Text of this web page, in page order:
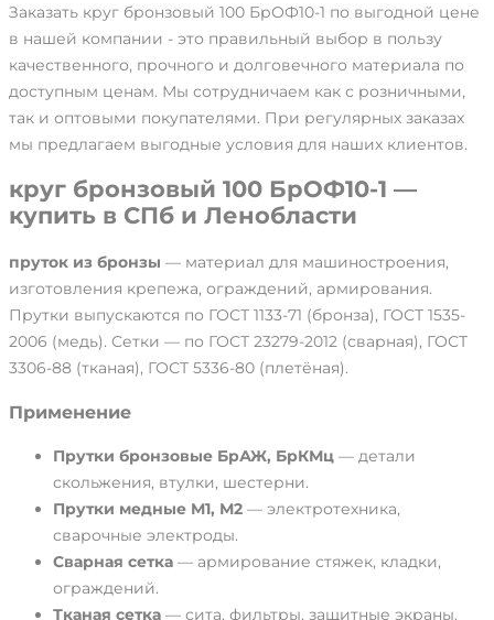
Заказать круг бронзовый 100 БрОФ10-1 по выгодной цене
в нашей компании - это правильный выбор в пользу
качественного, прочного и долговечного материала по
доступным ценам. Мы сотрудничаем как с розничными,
так и оптовыми покупателями. При регулярных заказах
мы предлагаем выгодные условия для наших клиентов.
круг бронзовый 100 БрОФ10-1 —
купить в СПб и Ленобласти
пруток из бронзы — материал для машиностроения,
изготовления крепежа, ограждений, армирования.
Прутки выпускаются по ГОСТ 1133-71 (бронза), ГОСТ 1535-
2006 (медь). Сетки — по ГОСТ 23279-2012 (сварная), ГОСТ
3306-88 (тканая), ГОСТ 5336-80 (плетёная).
Применение
Прутки бронзовые БрАЖ, БрКМц — детали
скольжения, втулки, шестерни.
Прутки медные М1, М2 — электротехника,
сварочные электроды.
Сварная сетка — армирование стяжек, кладки,
ограждений.
Тканая сетка — сита, фильтры, защитные экраны.